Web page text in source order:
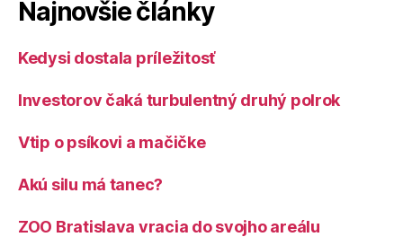
Najnovšie články
Kedysi dostala príležitosť
Investorov čaká turbulentný druhý polrok
Vtip o psíkovi a mačičke
Akú silu má tanec?
ZOO Bratislava vracia do svojho areálu